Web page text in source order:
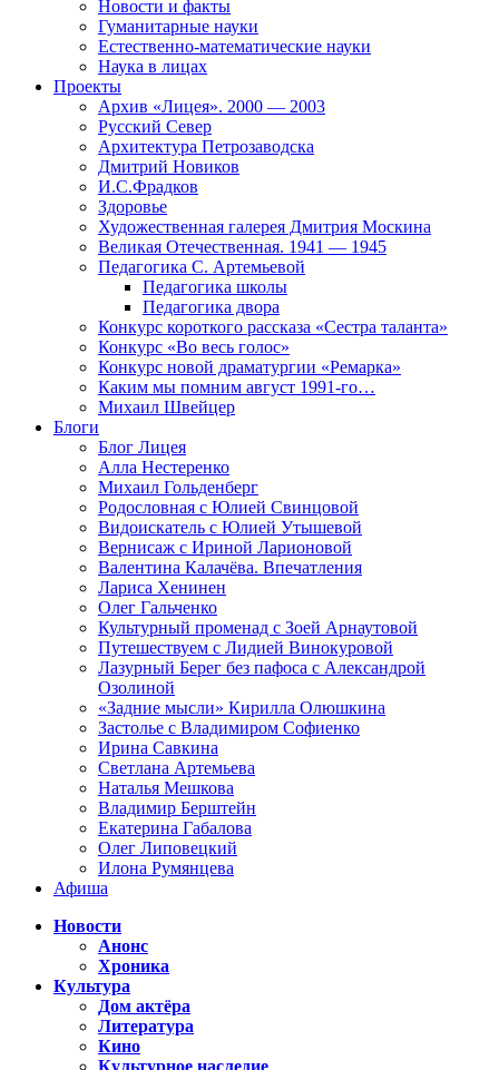
Новости и факты
Гуманитарные науки
Естественно-математические науки
Наука в лицах
Проекты
Архив «Лицея». 2000 — 2003
Русский Север
Архитектура Петрозаводска
Дмитрий Новиков
И.С.Фрадков
Здоровье
Художественная галерея Дмитрия Москина
Великая Отечественная. 1941 — 1945
Педагогика С. Артемьевой
Педагогика школы
Педагогика двора
Конкурс короткого рассказа «Сестра таланта»
Конкурс «Во весь голос»
Конкурс новой драматургии «Ремарка»
Каким мы помним август 1991-го…
Михаил Швейцер
Блоги
Блог Лицея
Алла Нестеренко
Михаил Гольденберг
Родословная с Юлией Свинцовой
Видоискатель с Юлией Утышевой
Вернисаж с Ириной Ларионовой
Валентина Калачёва. Впечатления
Лариса Хенинен
Олег Гальченко
Культурный променад с Зоей Арнаутовой
Путешествуем с Лидией Винокуровой
Лазурный Берег без пафоса с Александрой
Озолиной
«Задние мысли» Кирилла Олюшкина
Застолье с Владимиром Софиенко
Ирина Савкина
Светлана Артемьева
Наталья Мешкова
Владимир Берштейн
Екатерина Габалова
Олег Липовецкий
Илона Румянцева
Афиша
Новости
Анонс
Хроника
Культура
Дом актёра
Литература
Кино